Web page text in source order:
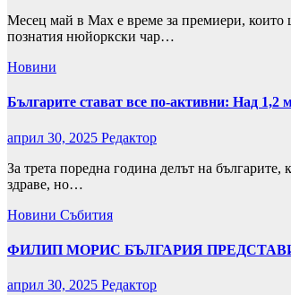
Месец май в Max е време за премиери, които
познатия нюйоркски чар…
Новини
Българите стават все по-активни: Над
април 30, 2025 Редактор
За трета поредна година делът на
здраве, но…
Новини Събития
ФИЛИП МОРИС БЪЛГАРИЯ
април 30, 2025 Редактор